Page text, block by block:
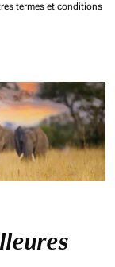
termes et conditions